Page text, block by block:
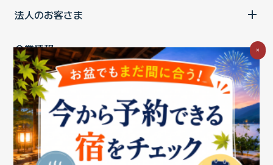
法人のお客さま
企業情報
ご利用中の方
お問い合わせ消費税の表示 ウェブアクセシビリティの取り組み
個人情報保護ポリシープライバシーポータル
Cookieポリシー
特定商取引法に基づく表記情報セキュリティ基本方針
商標についてBIGLOBEトップ
×